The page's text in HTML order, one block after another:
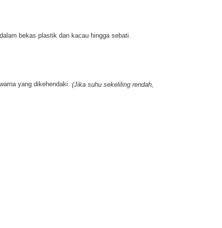
bekas plastik dan kacau hingga sebati.
yang dikehendaki.(Jika suhu sekeliling rendah,